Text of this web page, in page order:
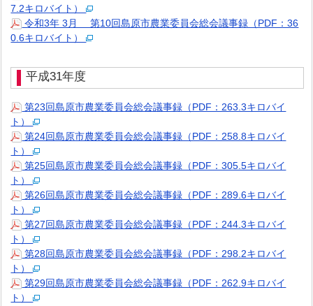
7.2キロバイト）
令和3年 3月 第10回島原市農業委員会総会議事録（PDF：36
0.6キロバイト）
平成31年度
第23回島原市農業委員会総会議事録（PDF：263.3キロバイ
ト）
第24回島原市農業委員会総会議事録（PDF：258.8キロバイ
ト）
第25回島原市農業委員会総会議事録（PDF：305.5キロバイ
ト）
第26回島原市農業委員会総会議事録（PDF：289.6キロバイ
ト）
第27回島原市農業委員会総会議事録（PDF：244.3キロバイ
ト）
第28回島原市農業委員会総会議事録（PDF：298.2キロバイ
ト）
第29回島原市農業委員会総会議事録（PDF：262.9キロバイ
ト）